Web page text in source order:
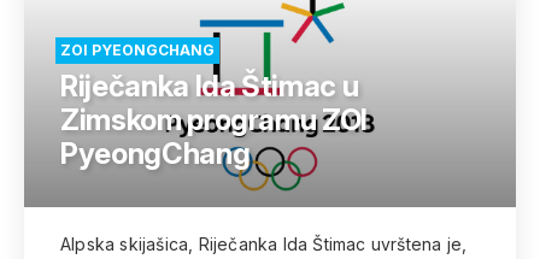
ZOI PYEONGCHANG
Riječanka Ida Štimac u
Zimskom programu ZOI
PyeongChang
Alpska skijašica, Riječanka Ida Štimac uvrštena je,